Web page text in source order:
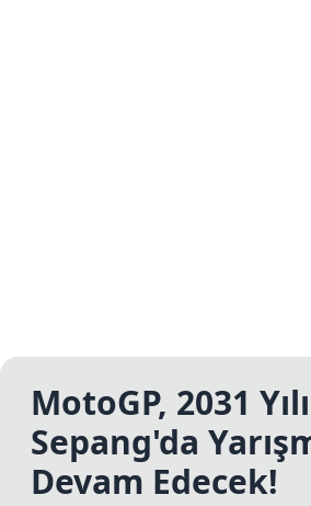
MotoGP, 2031
Sepang'da
Devam Edecek!